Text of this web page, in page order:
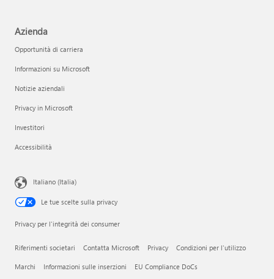
Azienda
Opportunità di carriera
Informazioni su Microsoft
Notizie aziendali
Privacy in Microsoft
Investitori
Accessibilità
Italiano (Italia)
Le tue scelte sulla privacy
Privacy per l'integrità dei consumer
Riferimenti societari Contatta Microsoft Privacy Condizioni per l'utilizzo
Marchi Informazioni sulle inserzioni EU Compliance DoCs